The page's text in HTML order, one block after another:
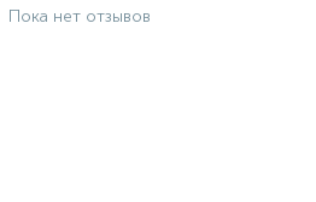
Пока нет отзывов